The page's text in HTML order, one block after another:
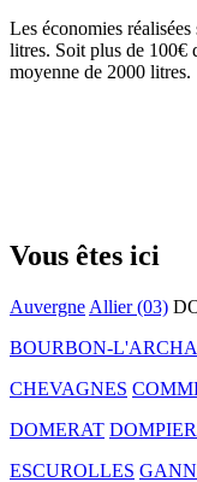
Les économies
litres. Soit plus de 100€
moyenne de 2000 litres.
Vous êtes ici
Auvergne Allier (03)
BOURBON-
CHEVAGNES
DOMERAT
ESCUROLLES